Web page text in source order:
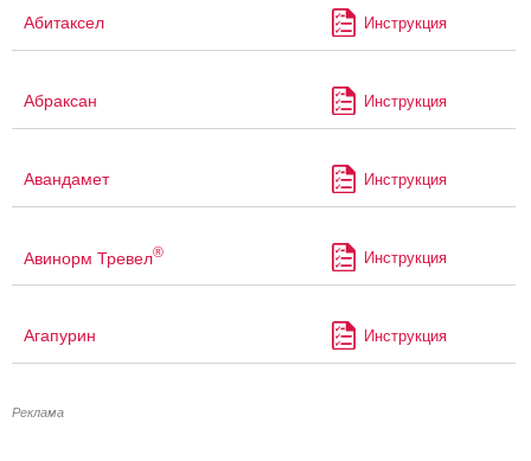
Абитаксел Инструкция
Абраксан Инструкция
Авандамет Инструкция
Авинорм Тревел® Инструкция
Агапурин Инструкция
Реклама